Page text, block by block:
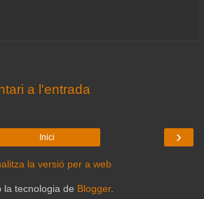
a l'entrada
›
Inici
la versió per a web
la tecnologia de Blogger.